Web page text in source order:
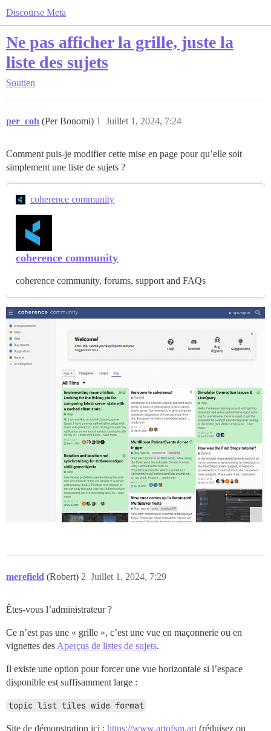
Discourse Meta
Ne pas afficher la grille, juste la
liste des sujets
Soutien
per_coh (Per Bonomi) Juillet 1, 2024, 7:24
1
Comment puis-je modifier cette mise en page pour qu’elle soit
simplement une liste de sujets ?
coherence community
coherence community
coherence community, forums, support and FAQs
merefield (Robert) Juillet 1, 2024, 7:29
2
Êtes-vous l’administrateur ?
Ce n’est pas une « grille », c’est une vue en maçonnerie ou en
vignettes des Aperçus de listes de sujets.
Il existe une option pour forcer une vue horizontale si l’espace
disponible est suffisamment large :
topic list tiles wide format
Site de démonstration ici : https://www.artofsm.art (réduisez ou